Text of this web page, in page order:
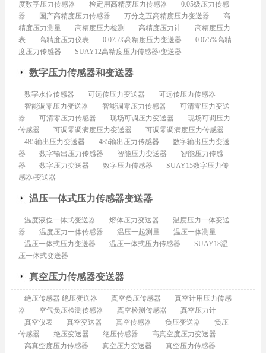
度数字压力传感器
检定用高精度压力传感器
0.05级压力传感
器
国产高精度压力传感器 万分之五高精度压力变送器
高
精度压力测量
高精度压力检测 高精度压力计
高精度压力
表
高精度压力仪表 0.075%高精度压力变送器
0.075%高精
度压力传感器
SUAY12高精度压力传感器/变送器
数字压力传感器和变送器
数字水位传感器 可远传压力变送器
可远传压力传感器
智能调零压力变送器
智能调零压力传感器
可清零压力变送
器
可清零压力传感器 现场可调压力变送器
现场可调压力
传感器
可调零调满度压力变送器
可调零调满度压力传感器
485输出压力变送器
485输出压力传感器
数字输出压力变送
器
数字输出压力传感器 智能压力变送器
智能压力传感
器
数字压力变送器 数字压力传感器
SUAY15数字压力传
感器/变送器
温压一体式压力传感器变送器
温度液位一体式变送器 熔体压力变送器
温度压力一体变送
器
温度压力一体传感器 温压一起测量
温压一体测量
温压一体式压力变送器
温压一体式压力传感器
SUAY18温
压一体式变送器
真空压力传感器变送器
绝压传感器 绝压变送器 真空负压传感器
真空计用压力传感
器
空气负压检测传感器 真空检测传感器
真空压力计
真空仪表
真空变送器 真空传感器 负压变送器
负压
传感器
绝压变送器 绝压传感器
高真空度压力变送器
高真空度压力传感器
真空压力变送器 真空压力传感器